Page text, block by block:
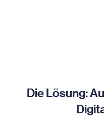
Die Lösung: